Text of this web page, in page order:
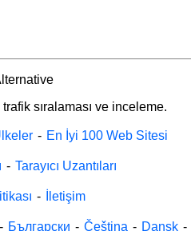
sıralaması ve inceleme.
- En İyi 100 Web Sitesi
- Tarayıcı Uzantıları
- İletişim
- Български - Čeština - Dansk -